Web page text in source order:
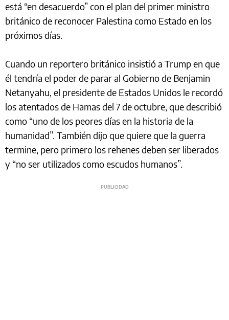
está “en desacuerdo” con el plan del primer ministro
británico de reconocer Palestina como Estado en los
próximos días.
Cuando un reportero británico insistió a Trump en que
él tendría el poder de parar al Gobierno de Benjamin
Netanyahu, el presidente de Estados Unidos le recordó
los atentados de Hamas del 7 de octubre, que describió
como “uno de los peores días en la historia de la
humanidad”. También dijo que quiere que la guerra
termine, pero primero los rehenes deben ser liberados
y “no ser utilizados como escudos humanos”.